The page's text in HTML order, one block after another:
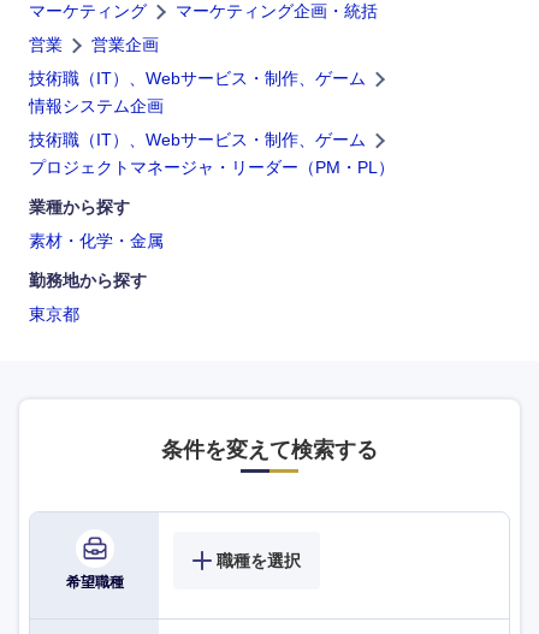
マーケティング
マーケティング企画・統括
営業
営業企画
技術職（IT）、Webサービス・制作、ゲーム
情報システム企画
技術職（IT）、Webサービス・制作、ゲーム
プロジェクトマネージャ・リーダー（PM・PL）
業種から探す
素材・化学・金属
勤務地から探す
東京都
条件を変えて検索する
希望職種
職種を選択
海外